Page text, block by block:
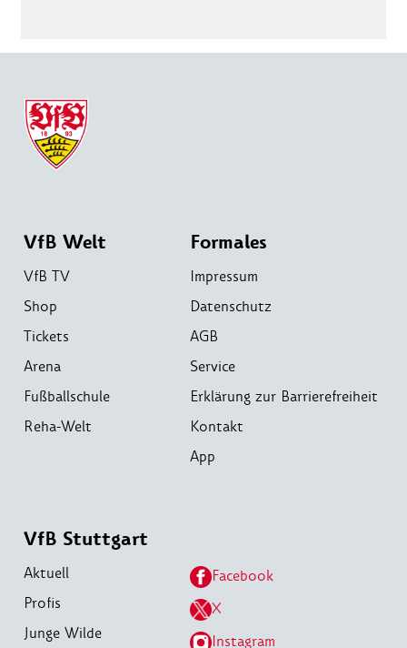
VfB Welt
VfB TV
Shop
Tickets
Arena
Fußballschule
Reha-Welt
Formales
Impressum
Datenschutz
AGB
Service
Erklärung zur Barrierefreiheit
Kontakt
App
VfB Stuttgart
Aktuell
Profis
Junge Wilde
Facebook
X
Instagram